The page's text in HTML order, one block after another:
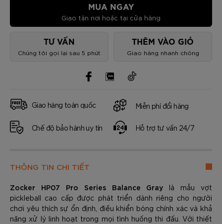
MUA NGAY
Giao tận nơi hoặc tại cửa hàng
TƯ VẤN
Chúng tôi gọi lại sau 5 phút
THÊM VÀO GIỎ
Giao hàng nhanh chóng
Giao hàng toàn quốc Miễn phí đổi hàng
Chế độ bảo hành uy tín Hỗ trợ tư vấn 24/7
THÔNG TIN CHI TIẾT
Zocker HP07 Pro Series Balance Gray là mẫu vợt
pickleball cao cấp được phát triển dành riêng cho người
chơi yêu thích sự ổn định, điều khiển bóng chính xác và khả
năng xử lý linh hoạt trong mọi tình huống thi đấu. Với thiết